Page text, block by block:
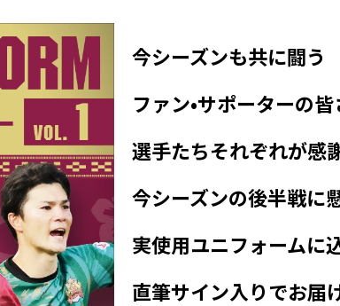
今シーズンも共に闘う
ファン•サポーターの
選手たちそれぞれが感
今シーズンの後半戦に
実使用ユニフォームに
直筆サイン入りでお届